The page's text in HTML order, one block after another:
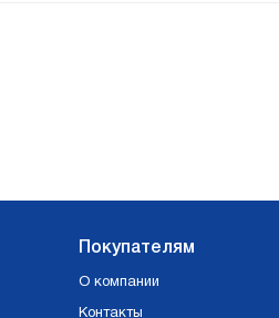
Покупателям
О компании
Контакты